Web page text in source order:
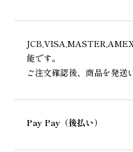
能です。
ご注文確認後、商品を発送
Pay Pay（後払い）